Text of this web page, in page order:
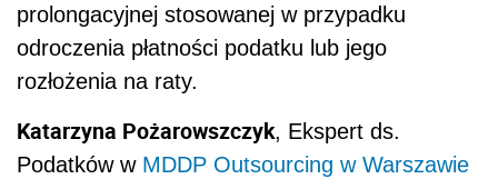
prolongacyjnej stosowanej w przypadku
odroczenia płatności podatku lub jego
rozłożenia na raty.
Katarzyna Pożarowszczyk, Ekspert ds.
Podatków w MDDP Outsourcing w Warszawie